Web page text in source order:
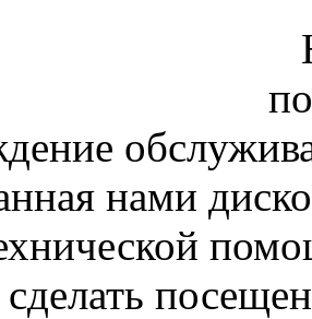
нами